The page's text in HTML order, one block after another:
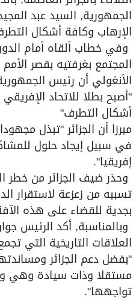
الجمهورية, السيد عبد
الإرهاب وكافة أشكال
وفي خطاب ألقاه أمام
المجتمع بغرفتيه بقصر
الأنغولي أن رئيس
"أصبح بطلا للاتحاد
أشكال التطرف"
مبرزا أن الجزائر "تبذل
في سبيل إيجاد حلول
إفريقيا".
وحذر ضيف الجزائر من خطر
تسببه من زعزعة لاستقرار
بجدية للقضاء على هذه
وبالمناسبة, أكد الرئيس
العلاقات التاريخية التي
"بفضل دعم الجزائر
مستقلا وذات سيادة وهي
تواجهها".